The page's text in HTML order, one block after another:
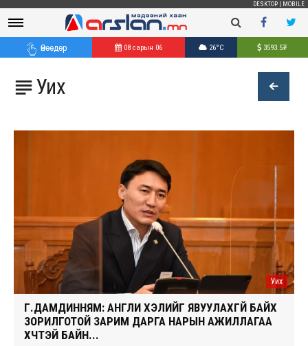
DESKTOP MOBILE
Өнөөдөр 08 сарын 06 26°C 3593.5₮
Уих
Уих
Г.ДАМДИННЯМ: АНГЛИ ХЭЛИЙГ ЯВУУЛАХГҮЙ БАЙХ
ЗОРИЛГОТОЙ ЗАРИМ ДАРГА НАРЫН АЖИЛЛАГАА
ХҮЧТЭЙ БАЙН...